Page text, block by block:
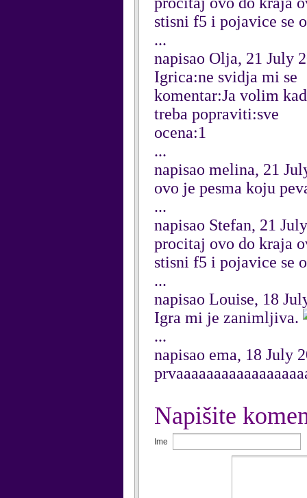
stisni f5 i pojavice se
...
napisao Olja, 21 July
Igrica:ne svidja mi se
komentar:Ja volim
treba popraviti:sve
ocena:1
...
napisao melina, 21
ovo je pesma koju
...
napisao Stefan, 21
procitaj ovo do kraja
stisni f5 i pojavice se
...
napisao Louise, 18
Igra mi je zanimljiva.
...
napisao ema, 18 July
Napišite
Ime